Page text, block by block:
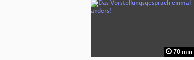
70 min